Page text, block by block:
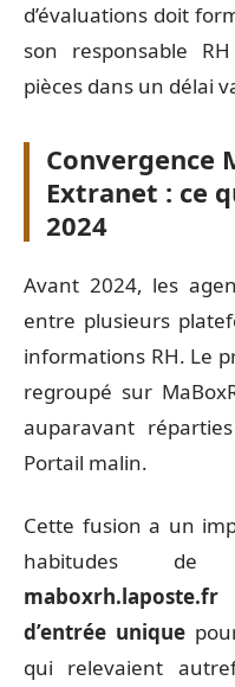
d’évaluations doit
son responsable
pièces dans un délai
Convergence
Extranet : ce
2024
Avant 2024, les
entre plusieurs
informations RH. Le
regroupé sur
auparavant
Portail malin.
Cette fusion a un
habitudes de
d’entrée unique
qui relevaient